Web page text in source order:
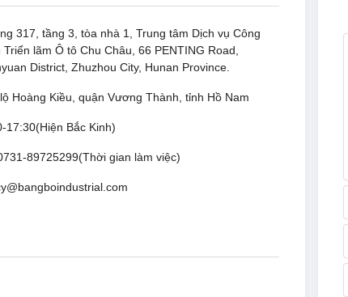
317, tầng 3, tòa nhà 1, Trung tâm Dịch vụ Công
Triển lãm Ô tô Chu Châu, 66 PENTING Road,
District, Zhuzhou City, Hunan Province.
Hoàng Kiều, quận Vương Thành, tỉnh Hồ Nam
17:30(Hiện Bắc Kinh)
89725299(Thời gian làm việc)